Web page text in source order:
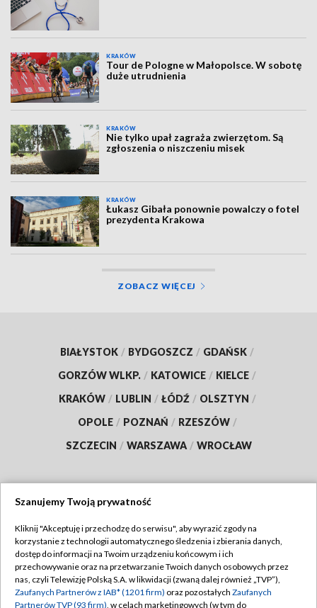
KRAKÓW
Tour de Pologne w Małopolsce. W sobotę
duże utrudnienia
KRAKÓW
Nie tylko upał zagraża zwierzętom. Są
zgłoszenia o niszczeniu misek
KRAKÓW
Łukasz Gibała ponownie powalczy o fotel
prezydenta Krakowa
ZOBACZ WIĘCEJ
BIAŁYSTOK / BYDGOSZCZ / GDAŃSK /
GORZÓW WLKP. / KATOWICE / KIELCE /
KRAKÓW / LUBLIN / ŁÓDŹ / OLSZTYN /
OPOLE / POZNAŃ / RZESZÓW /
SZCZECIN / WARSZAWA / WROCŁAW
TVP
Abonament TVP
Emisja w TVP
Regulamin TVP
Polityka prywatności
Szanujemy Twoją prywatność
Kliknij "Akceptuję i przechodzę do serwisu", aby wyrazić zgody na
korzystanie z technologii automatycznego śledzenia i zbierania danych,
dostęp do informacji na Twoim urządzeniu końcowym i ich
przechowywanie oraz na przetwarzanie Twoich danych osobowych przez
nas, czyli Telewizję Polską S.A. w likwidacji (zwaną dalej również „TVP”),
Zaufanych Partnerów z IAB* (1201 firm) oraz pozostałych Zaufanych
Partnerów TVP (93 firm), w celach marketingowych (w tym do